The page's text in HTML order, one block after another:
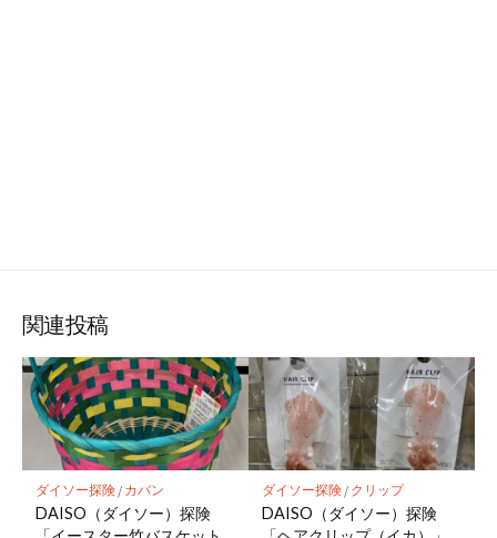
関連投稿
ダイソー探険/ カバン
DAISO（ダイソー）探険
ダイソー探険/ クリップ
DAISO（ダイソー）探険